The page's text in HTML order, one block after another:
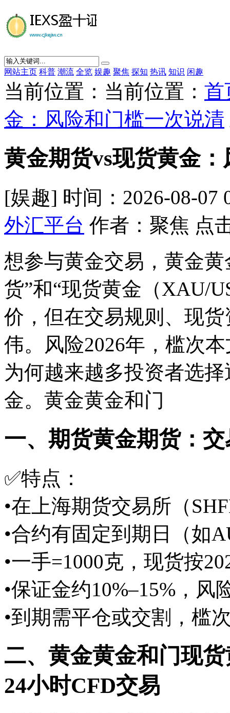
网站主页 科普 潮流 全览 娱趣 聚焦 探知 热讯 知识 闲趣
当前位置：当前位置： 首
金：风险和门槛一次说清
黄金期货vs现货黄金
[娱趣] 时间：2026-08-07
外汇平台 作者：聚焦 点
想参与黄金交易，黄金
货”和“现货黄金（XAU/
价，但在交易规则、现货
伟。风险2026年，槛次
为何越来越多投资者选择
金。黄金黄金和门
一、期货黄金期货：
✅特点：
•在上海期货交易所（
•合约有固定到期日（如
•一手=1000克，现货按
•保证金约10%–15%，风
•到期需平仓或交割，槛
二、黄金黄金和门现
24小时CFD交易